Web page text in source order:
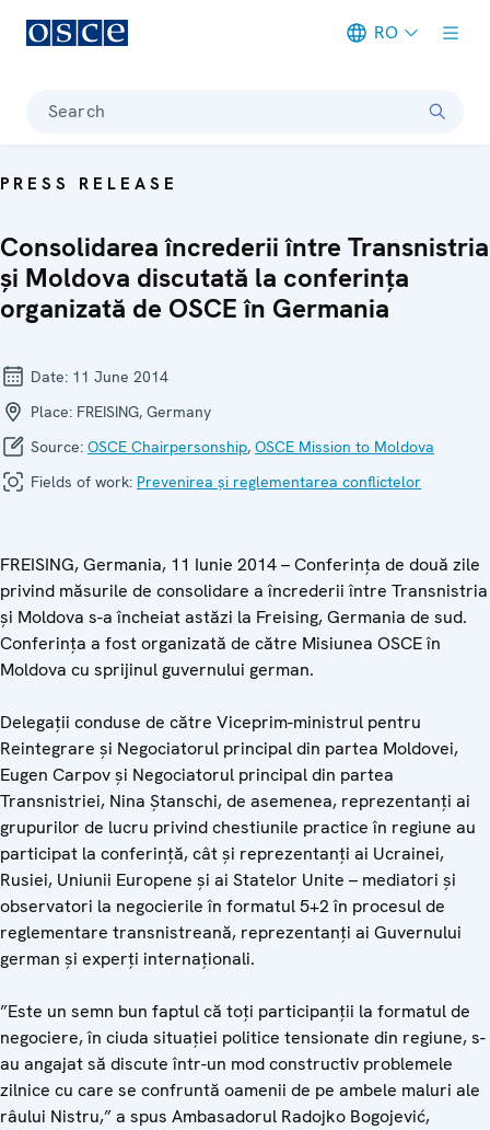
RO
Search
PRESS RELEASE
Consolidarea încrederii între Transnistria
și Moldova discutată la conferința
organizată de OSCE în Germania
Date: 11 June 2014
Place: FREISING, Germany
Source: OSCE Chairpersonship, OSCE Mission to Moldova
Fields of work: Prevenirea și reglementarea conflictelor
FREISING, Germania, 11 Iunie 2014 – Conferința de două zile
privind măsurile de consolidare a încrederii între Transnistria
și Moldova s-a încheiat astăzi la Freising, Germania de sud.
Conferința a fost organizată de către Misiunea OSCE în
Moldova cu sprijinul guvernului german.
Delegații conduse de către Viceprim-ministrul pentru
Reintegrare și Negociatorul principal din partea Moldovei,
Eugen Carpov și Negociatorul principal din partea
Transnistriei, Nina Ștanschi, de asemenea, reprezentanți ai
grupurilor de lucru privind chestiunile practice în regiune au
participat la conferință, cât și reprezentanți ai Ucrainei,
Rusiei, Uniunii Europene și ai Statelor Unite – mediatori și
observatori la negocierile în formatul 5+2 în procesul de
reglementare transnistreană, reprezentanți ai Guvernului
german și experți internaționali.
”Este un semn bun faptul că toți participanții la formatul de
negociere, în ciuda situației politice tensionate din regiune, s-
au angajat să discute într-un mod constructiv problemele
zilnice cu care se confruntă oamenii de pe ambele maluri ale
râului Nistru,” a spus Ambasadorul Radojko Bogojević,